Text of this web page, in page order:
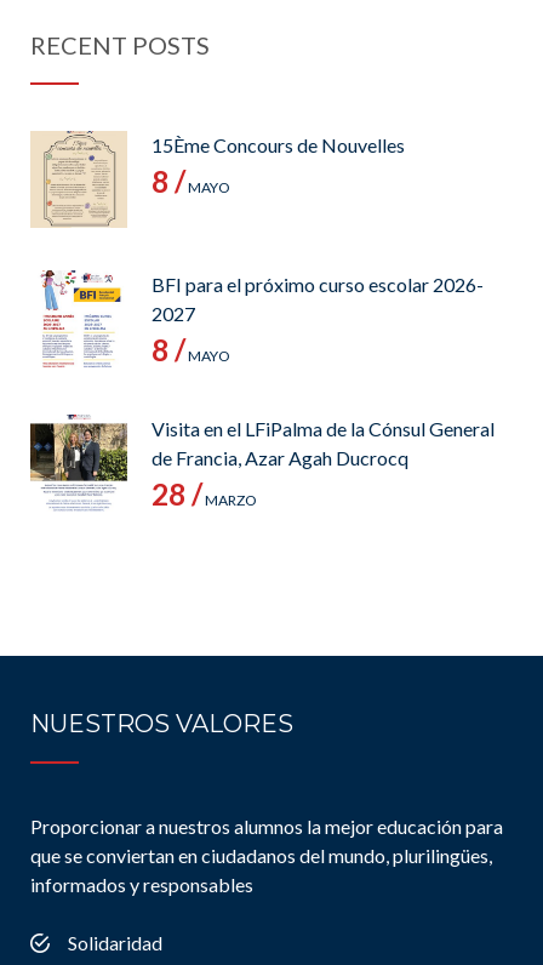
RECENT POSTS
15Ème Concours de Nouvelles
8 /MAYO
BFI para el próximo curso escolar 2026-
2027
8 /MAYO
Visita en el LFiPalma de la Cónsul General
de Francia, Azar Agah Ducrocq
28 /MARZO
NUESTROS VALORES
Proporcionar a nuestros alumnos la mejor educación para
que se conviertan en ciudadanos del mundo, plurilingües,
informados y responsables
Solidaridad